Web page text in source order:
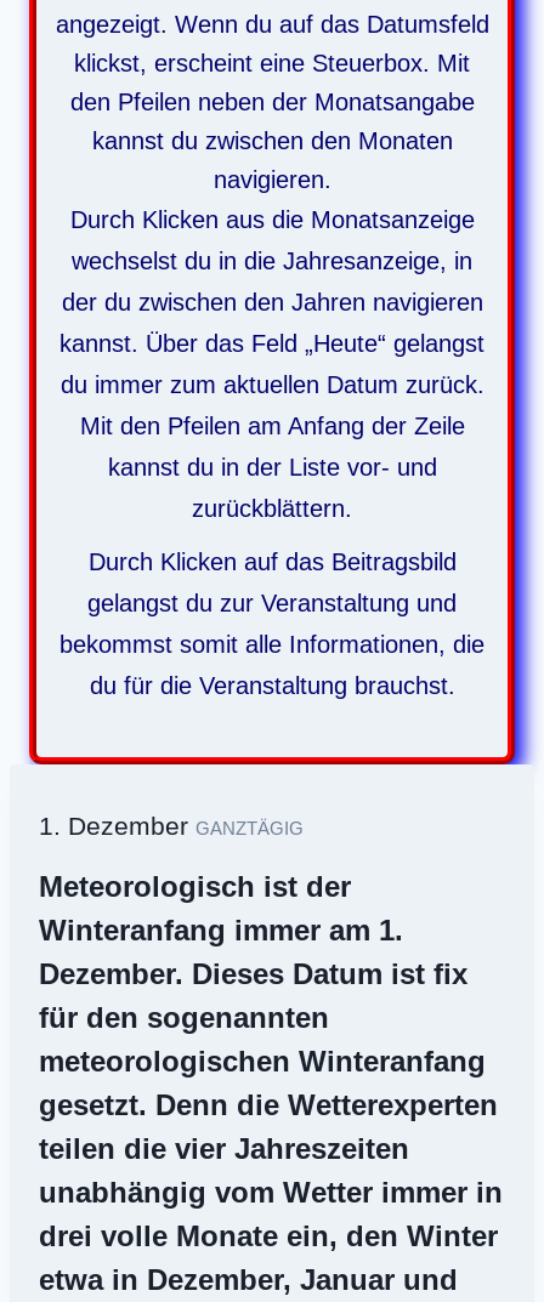
angezeigt. Wenn du auf das Datumsfeld
klickst, erscheint eine Steuerbox. Mit
den Pfeilen neben der Monatsangabe
kannst du zwischen den Monaten
navigieren.
Durch Klicken aus die Monatsanzeige
wechselst du in die Jahresanzeige, in
der du zwischen den Jahren navigieren
kannst. Über das Feld „Heute“ gelangst
du immer zum aktuellen Datum zurück.
Mit den Pfeilen am Anfang der Zeile
kannst du in der Liste vor- und
zurückblättern.
Durch Klicken auf das Beitragsbild
gelangst du zur Veranstaltung und
bekommst somit alle Informationen, die
du für die Veranstaltung brauchst.
1. Dezember GANZTÄGIG
Meteorologisch ist der
Winteranfang immer am 1.
Dezember. Dieses Datum ist fix
für den sogenannten
meteorologischen Winteranfang
gesetzt. Denn die Wetterexperten
teilen die vier Jahreszeiten
unabhängig vom Wetter immer in
drei volle Monate ein, den Winter
etwa in Dezember, Januar und